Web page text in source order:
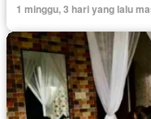
1 minggu, 3 hari yang lalu